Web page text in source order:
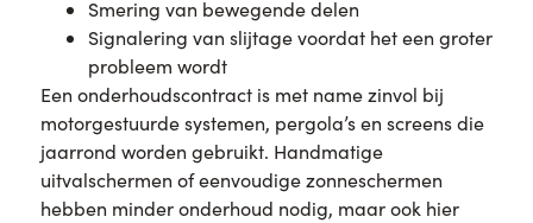
Smering van bewegende delen
Signalering van slijtage voordat het een groter
probleem wordt
Een onderhoudscontract is met name zinvol bij
motorgestuurde systemen, pergola’s en screens die
jaarrond worden gebruikt. Handmatige
uitvalschermen of eenvoudige zonneschermen
hebben minder onderhoud nodig, maar ook hier